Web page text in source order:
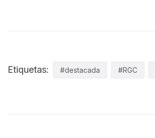
Etiquetas: #destacada #RGC